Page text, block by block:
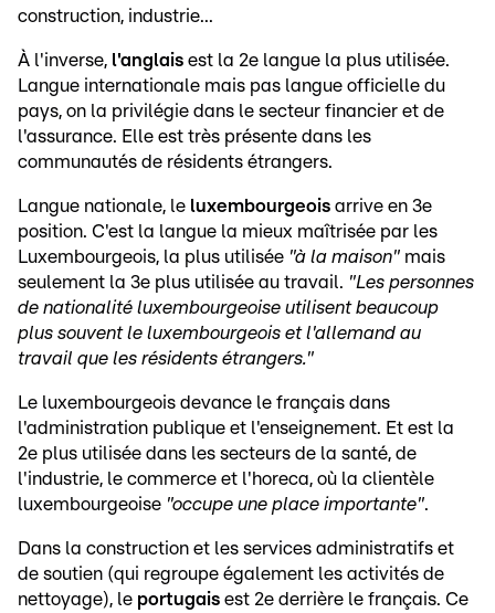
construction, industrie...
À l'inverse, l'anglais est la 2e langue la plus utilisée.
Langue internationale mais pas langue officielle du
pays, on la privilégie dans le secteur financier et de
l'assurance. Elle est très présente dans les
communautés de résidents étrangers.
Langue nationale, le luxembourgeois arrive en 3e
position. C'est la langue la mieux maîtrisée par les
Luxembourgeois, la plus utilisée "à la maison" mais
seulement la 3e plus utilisée au travail. "Les personnes
de nationalité luxembourgeoise utilisent beaucoup
plus souvent le luxembourgeois et l'allemand au
travail que les résidents étrangers."
Le luxembourgeois devance le français dans
l'administration publique et l'enseignement. Et est la
2e plus utilisée dans les secteurs de la santé, de
l'industrie, le commerce et l'horeca, où la clientèle
luxembourgeoise "occupe une place importante".
Dans la construction et les services administratifs et
de soutien (qui regroupe également les activités de
nettoyage), le portugais est 2e derrière le français. Ce